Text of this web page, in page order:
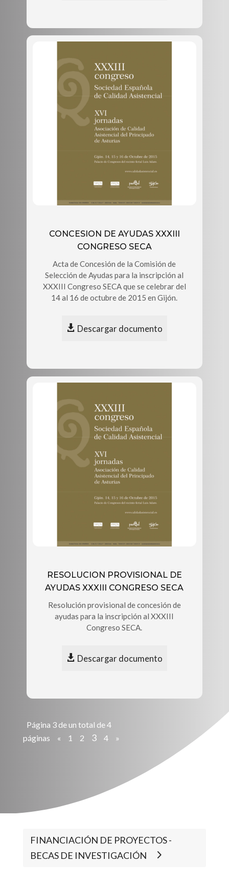
CONCESION DE AYUDAS XXXIII
CONGRESO SECA
Acta de Concesión de la Comisión de
Selección de Ayudas para la inscripción al
XXXIII Congreso SECA que se celebrar del
14 al 16 de octubre de 2015 en Gijón.
Descargar documento
RESOLUCION PROVISIONAL DE
AYUDAS XXXIII CONGRESO SECA
Resolución provisional de concesión de
ayudas para la inscripción al XXXIII
Congreso SECA.
Descargar documento
Página 3 de un total de 4
páginas
« 1 2 3 4 »
FINANCIACIÓN DE PROYECTOS -
BECAS DE INVESTIGACIÓN